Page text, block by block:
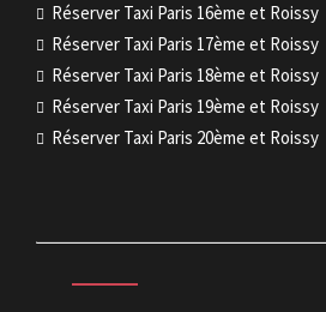
Réserver Taxi Paris 16ème et Roissy
Réserver Taxi Paris 17ème et Roissy
Réserver Taxi Paris 18ème et Roissy
Réserver Taxi Paris 19ème et Roissy
Réserver Taxi Paris 20ème et Roissy